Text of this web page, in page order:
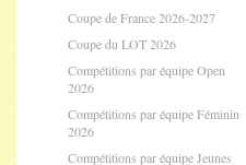
Coupe de France 2026-2027
Coupe du LOT 2026
Compétitions par équipe Open
2026
Compétitions par équipe Féminin
2026
Compétitions par équipe Jeunes